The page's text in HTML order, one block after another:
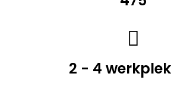
2 - 4